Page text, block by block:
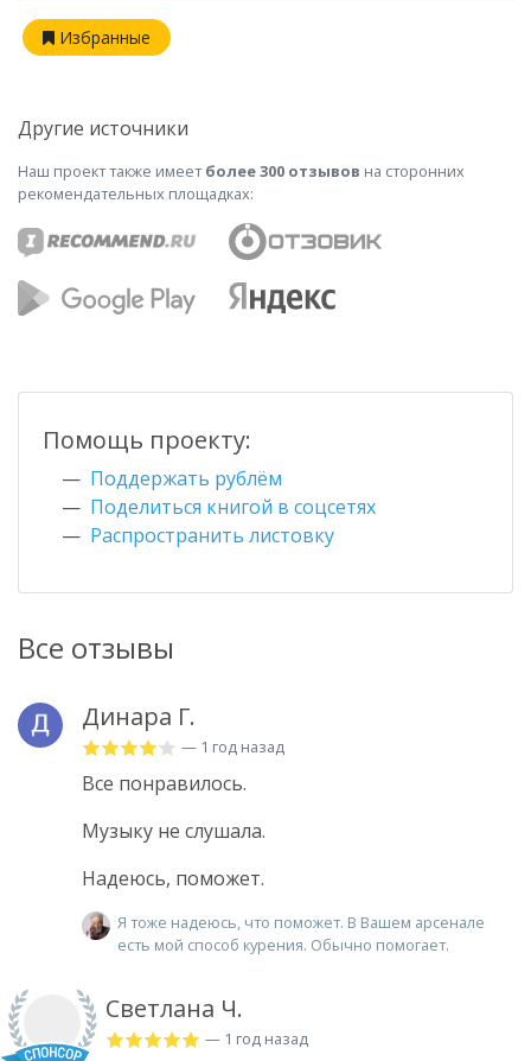
Все отзывы
Динара Г.
— 1 год назад
Все понравилось.
Музыку не слушала.
Надеюсь, поможет.
Я тоже надеюсь, что поможет. В Вашем арсенале
есть мой способ курения. Обычно помогает.
Светлана Ч.
— 1 год назад
Избранные
Другие источники
Наш проект также имеетболее 300 отзывов на сторонних
рекомендательных площадках:
Помощь проекту:
Поддержать рублём
Поделиться книгой в соцсетях
Распространить листовку